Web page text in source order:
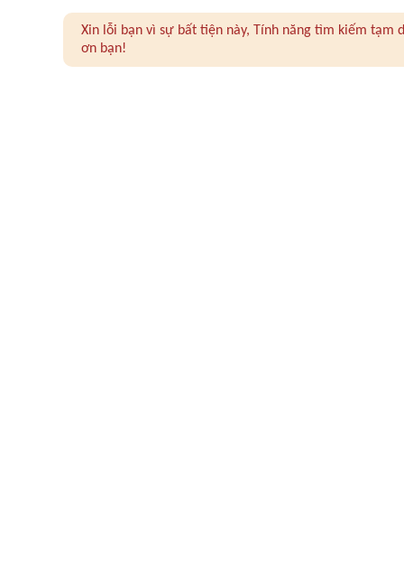
Xin lỗi bạn vì sự bất tiện này, Tính năng tìm kiếm
ơn bạn!